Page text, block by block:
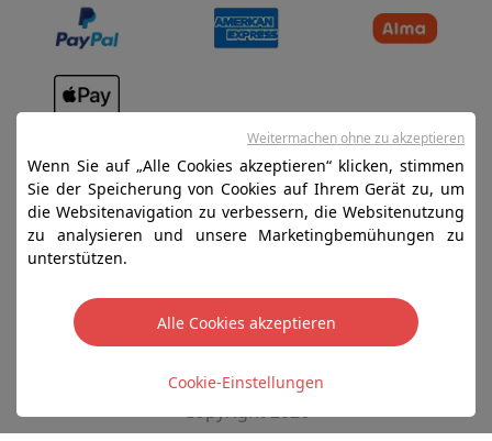
Verkaufsbedingungen
Datenschutz
Disclaimer
Cookies
SA HIFI international - 2 Rue Läiteschbaach, 5324
Contern, G-D de Luxembourg - 00 128 297/101
Copyright 2026
Wenn Sie auf „Alle Cookies akzeptieren“ klicken, stimmen
Sie der Speicherung von Cookies auf Ihrem Gerät zu, um
die Websitenavigation zu verbessern, die Websitenutzung
zu analysieren und unsere Marketingbemühungen zu
unterstützen.
Alle Cookies akzeptieren
Cookie-Einstellungen
Weitermachen ohne zu akzeptieren